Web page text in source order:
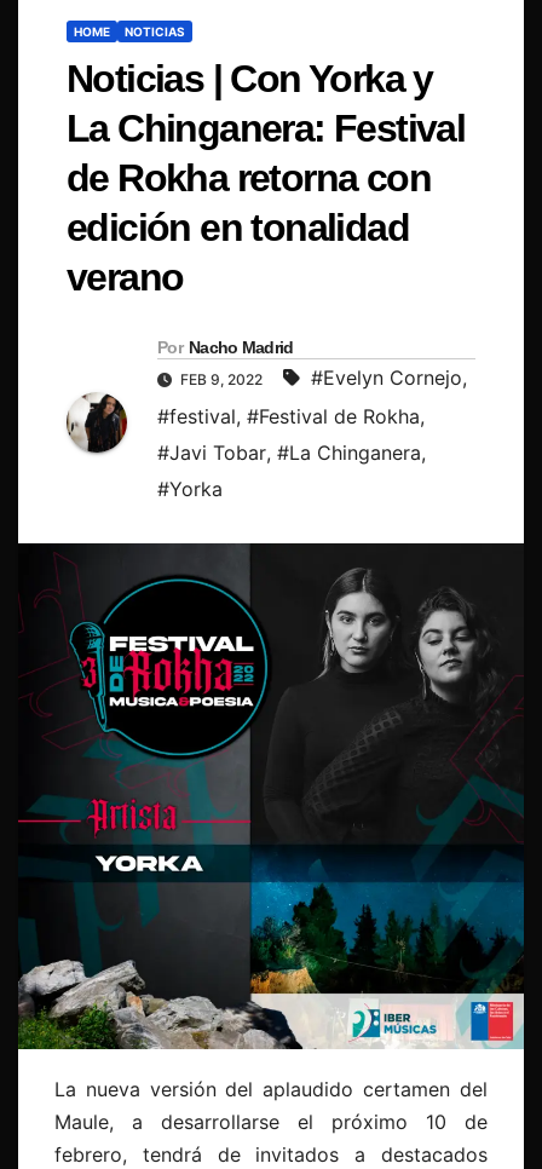
HOME NOTICIAS
Noticias | Con Yorka y
La Chinganera: Festival
de Rokha retorna con
edición en tonalidad
verano
Por Nacho Madrid
FEB 9, 2022 #Evelyn Cornejo,
#festival, #Festival de Rokha,
#Javi Tobar, #La Chinganera,
#Yorka
La nueva versión del aplaudido certamen del
Maule, a desarrollarse el próximo 10 de
febrero, tendrá de invitados a destacados